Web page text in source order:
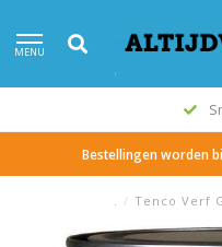
MENU
Bestellingen worden
. / Tenco Verf